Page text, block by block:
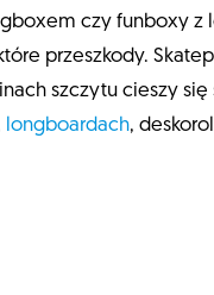
czy funboxy z
przeszkody.
szczytu cieszy
longboardach,